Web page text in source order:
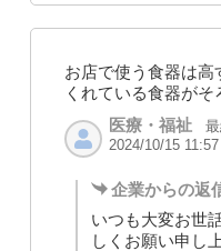
お店で使う食器は
くれている食器がそ
医療・福祉
2024/10/15 11:57
企業からの返
いつも大変お世
しくお願い申し